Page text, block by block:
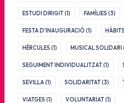
ESTUDI DIRIGIT(1) FAMÍLIES (3)
FESTA D'INAUGURACIÓ (1)
HÈRCULES (1) MUSICAL SOLIDARI
SEGUIMENT INDIVIDUALITZAT(1)
SEVILLA(1) SOLIDARITAT(3)
VIATGES (1) VOLUNTARIAT(1)